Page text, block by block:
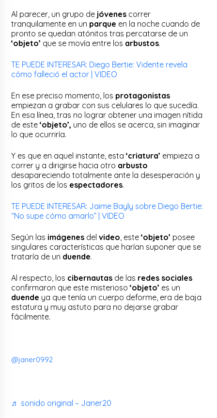
Al parecer, un grupo de jóvenes correr
tranquilamente en un parque en la noche cuando de
pronto se quedan atónitos tras percatarse de un
‘objeto’ que se movía entre los arbustos.
TE PUEDE INTERESAR: Diego Bertie: Vidente revela
cómo falleció el actor | VIDEO
En ese preciso momento, los protagonistas
empiezan a grabar con sus celulares lo que sucedía.
En esa línea, tras no lograr obtener una imagen nítida
de este‘objeto’, uno de ellos se acerca, sin imaginar
lo que ocurriría.
Y es que en aquel instante, esta‘criatura’ empieza a
correr y a dirigirse hacia otro arbusto
desapareciendo totalmente ante la desesperación y
los gritos de los espectadores.
TE PUEDE INTERESAR: Jaime Bayly sobre Diego Bertie:
“No supe cómo amarlo” | VIDEO
Según las imágenes delvideo , este‘objeto’ posee
singulares características que harían suponer que se
trataría de un duende.
Al respecto, los cibernautas de las redes sociales
confirmaron que este misterioso‘objeto’ es un
duende ya que tenía un cuerpo deforme, era de baja
estatura y muy astuto para no dejarse grabar
fácilmente.
@janer0992
♬ sonido original – Janer20